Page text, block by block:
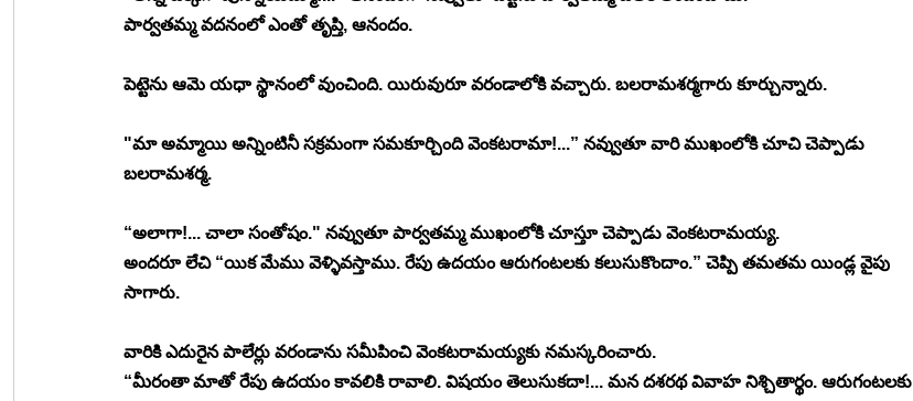
పార్వతమ్మ వదనంలో ఎంతో తృప్తి, ఆనందం.
పెట్టెను ఆమె యధా స్థానంలో వుంచింది. యిరువురూ వరండాలోకి వచ్చారు. బలరామశర్మగారు కూర్చున్నారు.
"మా అమ్మాయి అన్నింటినీ సక్రమంగా సమకూర్చింది వెంకటరామా!...” నవ్వుతూ వారి ముఖంలోకి చూచి చెప్పాడు
బలరామశర్మ.
“అలాగా!... చాలా సంతోషం." నవ్వుతూ పార్వతమ్మ ముఖంలోకి చూస్తూ చెప్పాడు వెంకటరామయ్య.
అందరూ లేచి “యిక మేము వెళ్ళివస్తాము. రేపు ఉదయం ఆరుగంటలకు కలుసుకొందాం.” చెప్పి తమతమ యిండ్ల వైపు
సాగారు.
వారికి ఎదురైన పాలేర్లు వరండాను సమీపించి వెంకటరామయ్యకు నమస్కరించారు.
“మీరంతా మాతో రేపు ఉదయం కావలికి రావాలి. విషయం తెలుసుకదా!... మన దశరథ వివాహ నిశ్చితార్థం. ఆరుగంటలకు